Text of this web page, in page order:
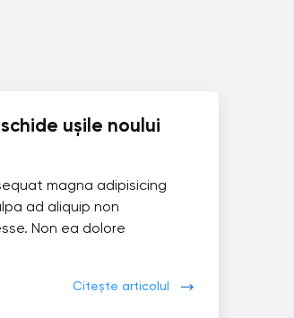
ușile noului
magna adipisicing
ad aliquip non
Non ea dolore
Citește articolul